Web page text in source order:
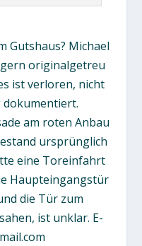
Gutshaus? Michael
gern originalgetreu
ist verloren, nicht
am roten Anbau
ursprünglich
eine Toreinfahrt
Haupteingangstür
die Tür zum
ist unklar. E-